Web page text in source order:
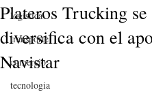
logistica
transporte
comercio
tecnologia
Plateros Trucking se
diversifica con el
Navistar